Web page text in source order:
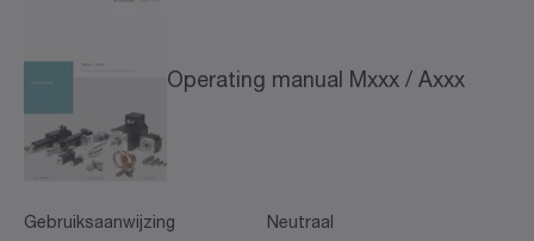
Operating manual Mxxx / Axxx
Gebruiksaanwijzing Neutraal